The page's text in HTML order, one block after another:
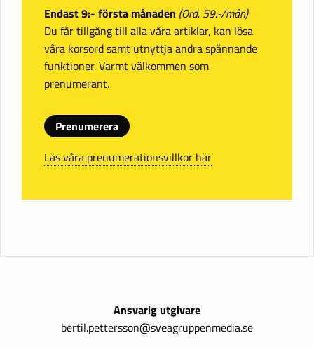
Endast 9:- första månaden (Ord. 59:-/mån)
Du får tillgång till alla våra artiklar, kan lösa
våra korsord samt utnyttja andra spännande
funktioner. Varmt välkommen som
prenumerant.
Prenumerera
Läs våra prenumerationsvillkor här
Ansvarig utgivare
bertil.pettersson@sveagruppenmedia.se